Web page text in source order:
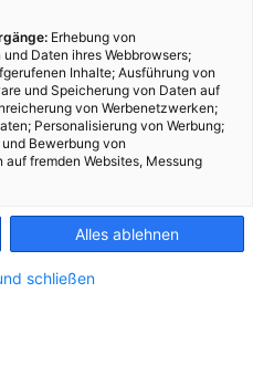
Erhebung von
Daten ihres Webbrowsers;
Inhalte; Ausführung von
und Speicherung von Daten auf
von Werbenetzwerken;
Personalisierung von Werbung;
Bewerbung von
auf fremden Websites, Messung
Alles ablehnen
schließen